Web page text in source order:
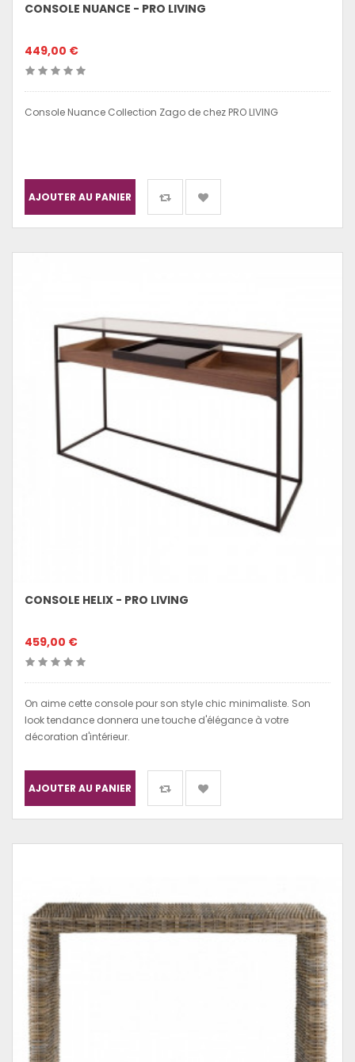
CONSOLE NUANCE - PRO LIVING
449,00 €
Console Nuance Collection Zago de chez PRO LIVING
AJOUTER AU PANIER
CONSOLE HELIX - PRO LIVING
459,00 €
On aime cette console pour son style chic minimaliste. Son
look tendance donnera une touche d'élégance à votre
décoration d'intérieur.
AJOUTER AU PANIER